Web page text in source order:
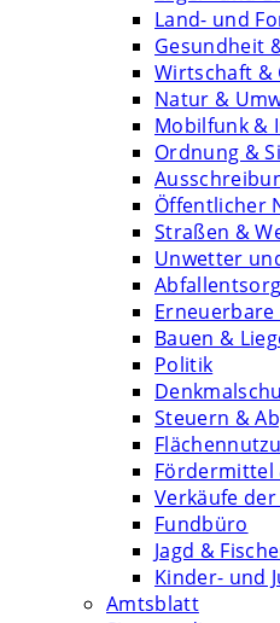
Land- und
Gesundheit
Wirtschaft &
Natur &
Mobilfunk &
Ordnung &
Öffentlicher
Straßen &
Unwetter
Erneuerbare
Bauen &
Politik
Steuern &
Fördermittel
Verkäufe
Fundbüro
Jagd &
Kinder- und
Amtsblatt